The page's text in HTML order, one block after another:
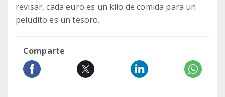
revisar, cada euro es un kilo de comida para un
peludito es un tesoro.
Comparte